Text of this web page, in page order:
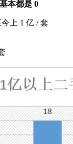
本都是 0
上 1 亿 / 套